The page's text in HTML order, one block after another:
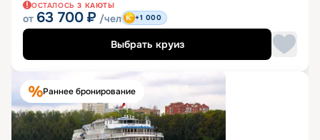
ОСТАЛОСЬ 3 КАЮТЫ
от 63 700 ₽ /чел +1 000
Выбрать круиз
Раннее бронирование